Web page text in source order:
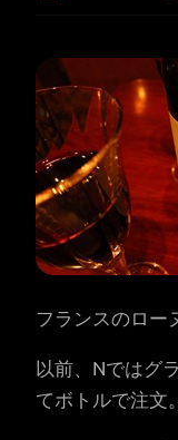
フランスのロー
以前、Nではグ
てボトルで注文。